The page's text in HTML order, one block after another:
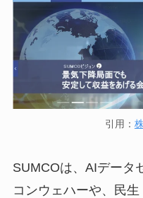
引用：
SUMCOは、AIデータ
コンウェハーや、民